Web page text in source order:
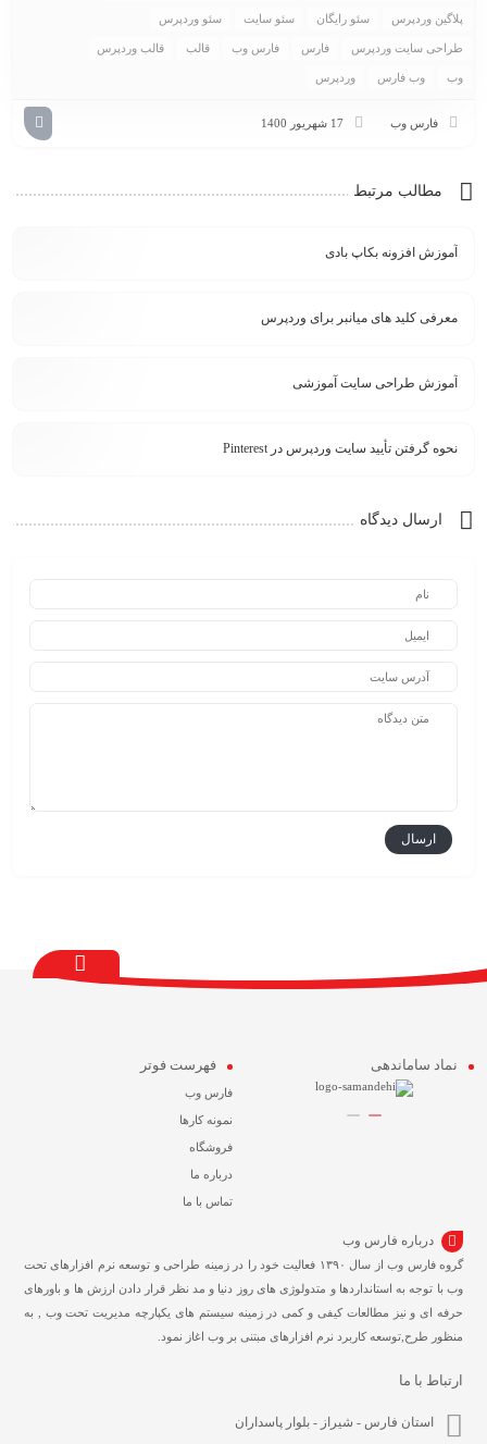
پلاگین وردپرس سئو رایگان سئو سایت سئو وردپرس
طراحی سایت وردپرس فارس فارس وب قالب قالب وردپرس
وب وب فارس وردپرس
فارس وب 17 شهریور 1400
مطالب مرتبط
آموزش افزونه بکاپ بادی
معرفی کلید های میانبر برای وردپرس
آموزش طراحی سایت آموزشی
نحوه گرفتن تأیید سایت وردپرس در Pinterest
ارسال دیدگاه
نماد ساماندهی فهرست فوتر
فارس وب
نمونه کارها
فروشگاه
درباره ما
تماس با ما
درباره فارس وب
گروه فارس وب از سال ۱۳۹۰ فعالیت خود را در زمینه طراحی و توسعه نرم افزارهای تحت
وب با توجه به استانداردها و متدولوژی های روز دنیا و مد نظر قرار دادن ارزش ها و باورهای
حرفه ای و نیز مطالعات کیفی و کمی در زمینه سیستم های یکپارچه مدیریت تحت وب , به
منظور طرح,توسعه کاربرد نرم افزارهای مبتنی بر وب اغاز نمود.
ارتباط با ما
استان فارس - شیراز - بلوار پاسداران